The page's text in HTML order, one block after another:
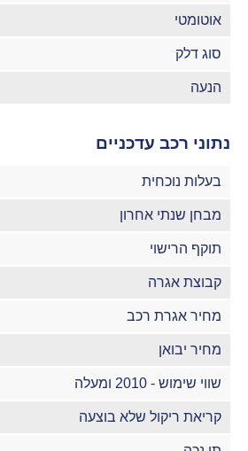
אוטומטי
סוג דלק
הנעה
נתוני רכב עדכניים
בעלות נוכחית
מבחן שנתי אחרון
תוקף הרישוי
קבוצת אגרה
מחיר אגרת רכב
מחיר יבואן
שווי שימוש - 2010 ומעלה
קריאת ריקול שלא בוצעה